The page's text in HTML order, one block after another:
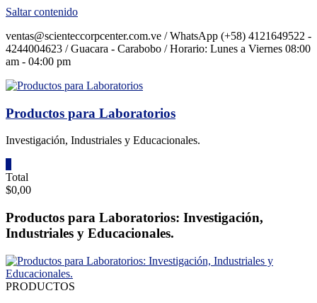
Saltar contenido
ventas@scienteccorpcenter.com.ve / WhatsApp (+58) 4121649522 -
4244004623 / Guacara - Carabobo / Horario: Lunes a Viernes 08:00
am - 04:00 pm
Productos para Laboratorios
Investigación, Industriales y Educacionales.
Total
$0,00
Productos para Laboratorios: Investigación,
Industriales y Educacionales.
PRODUCTOS